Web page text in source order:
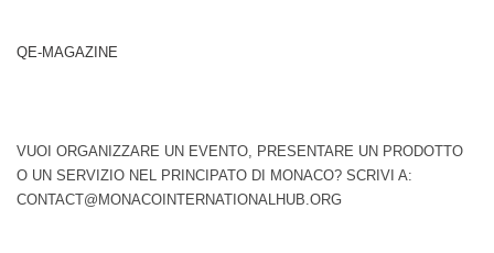
QE-MAGAZINE
VUOI ORGANIZZARE UN EVENTO, PRESENTARE UN PRODOTTO
O UN SERVIZIO NEL PRINCIPATO DI MONACO? SCRIVI A:
CONTACT@MONACOINTERNATIONALHUB.ORG